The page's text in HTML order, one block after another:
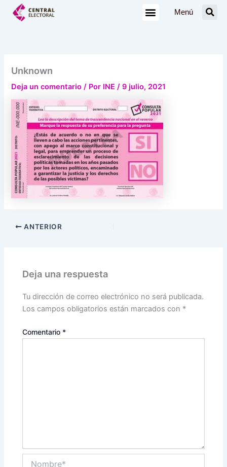
Menú
Unknown
Deja un comentario / Por INE/9 julio, 2021
ANTERIOR
Deja una respuesta
Tu dirección de correo electrónico no será publicada.
Los campos obligatorios están marcados con *
Comentario *